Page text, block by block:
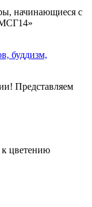
начинающиеся с
буддизм,
Представляем
к цветению